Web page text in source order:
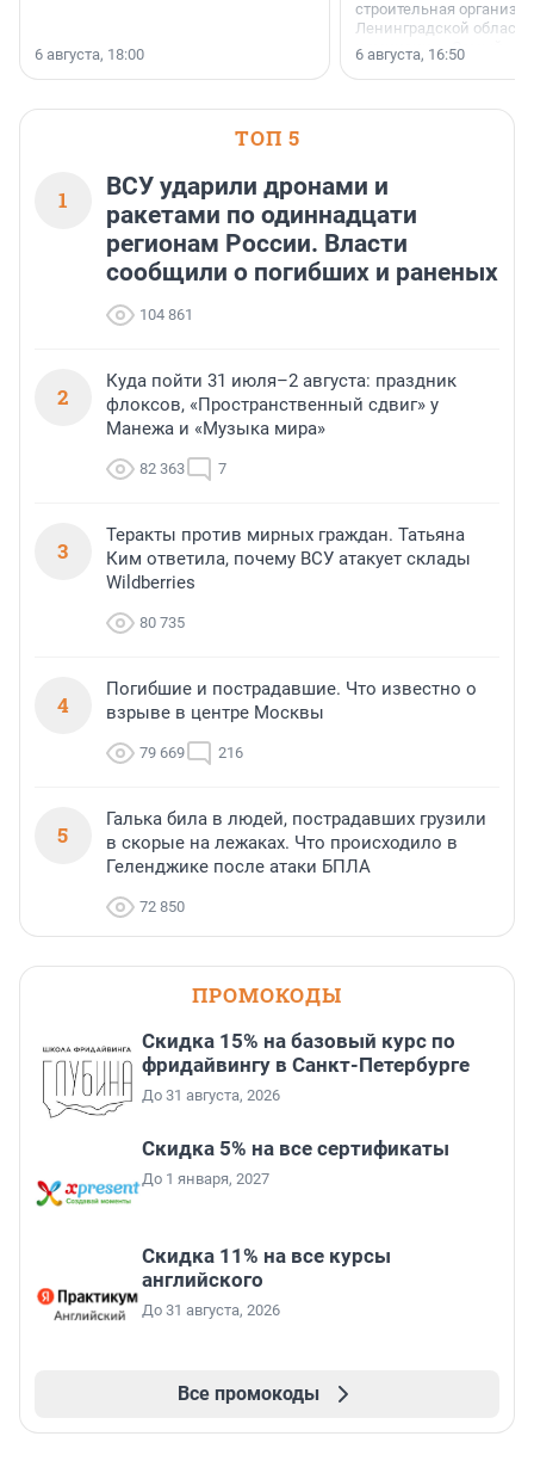
6 августа, 18:00
строительная
Ленинградской области
номинации «Самый
застройщик
области».
6 августа, 16:50
ТОП 5
1
ВСУ ударили дронами и
ракетами по одиннадцати
регионам России. Власти
сообщили о погибших и раненых
104 861
2
Куда пойти 31 июля–2 августа: праздник
флоксов, «Пространственный сдвиг» у
Манежа и «Музыка мира»
82 363 7
3
Теракты против мирных граждан. Татьяна
Ким ответила, почему ВСУ атакует склады
Wildberries
80 735
4
Погибшие и пострадавшие. Что известно о
взрыве в центре Москвы
79 669 216
5
Галька била в людей, пострадавших грузили
в скорые на лежаках. Что происходило в
Геленджике после атаки БПЛА
72 850
ПРОМОКОДЫ
Скидка 15% на базовый курс по
фридайвингу в Санкт-Петербурге
До 31 августа, 2026
Скидка 5% на все сертификаты
До 1 января, 2027
Скидка 11% на все курсы
английского
До 31 августа, 2026
Все промокоды